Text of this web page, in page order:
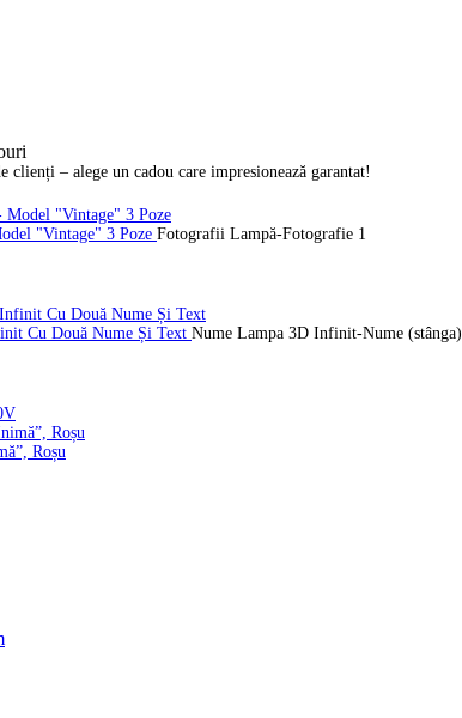
clienți – alege un cadou care impresionează garantat!
"Vintage" 3 Poze Fotografii Lampă-Fotografie 1
Cu Două Nume Și Text Nume Lampa 3D Infinit-Nume (stânga)
Roșu